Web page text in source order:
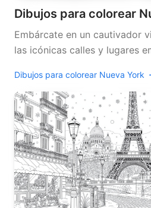
Dibujos para colorear
Embárcate en un cautivador
las icónicas calles y lugares
Dibujos para colorear Nueva York